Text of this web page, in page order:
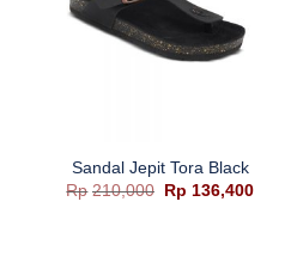
Sandal Jepit Tora Black
Rp 210,000
Harga
aslinya
Rp 136,400